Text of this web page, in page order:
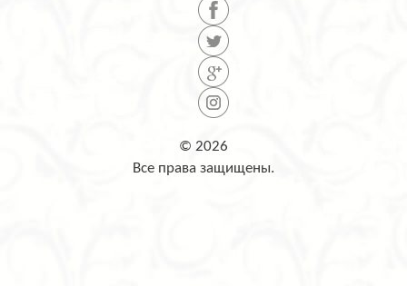
© 2026
Все права защищены.